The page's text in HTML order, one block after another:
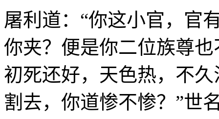
屠利道：“你这小官，官
你夹？便是你二位族尊
初死还好，天色热，不
割去，你道惨不惨？”世